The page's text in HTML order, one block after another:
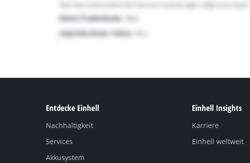
Entdecke Einhell
Nachhaltigkeit
Services
Akkusystem
Einhell Insights
Karriere
Einhell weltweit